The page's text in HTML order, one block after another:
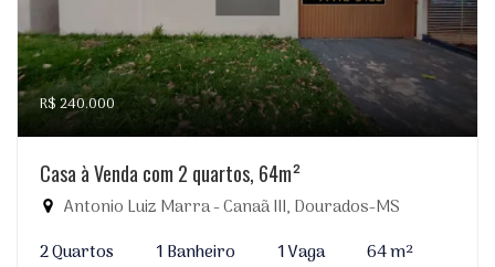
R$ 240.000
Casa à Venda com 2 quartos, 64m²
Antonio Luiz Marra - Canaã III, Dourados-MS
2 Quartos
1 Banheiro 1 Vaga
64 m²